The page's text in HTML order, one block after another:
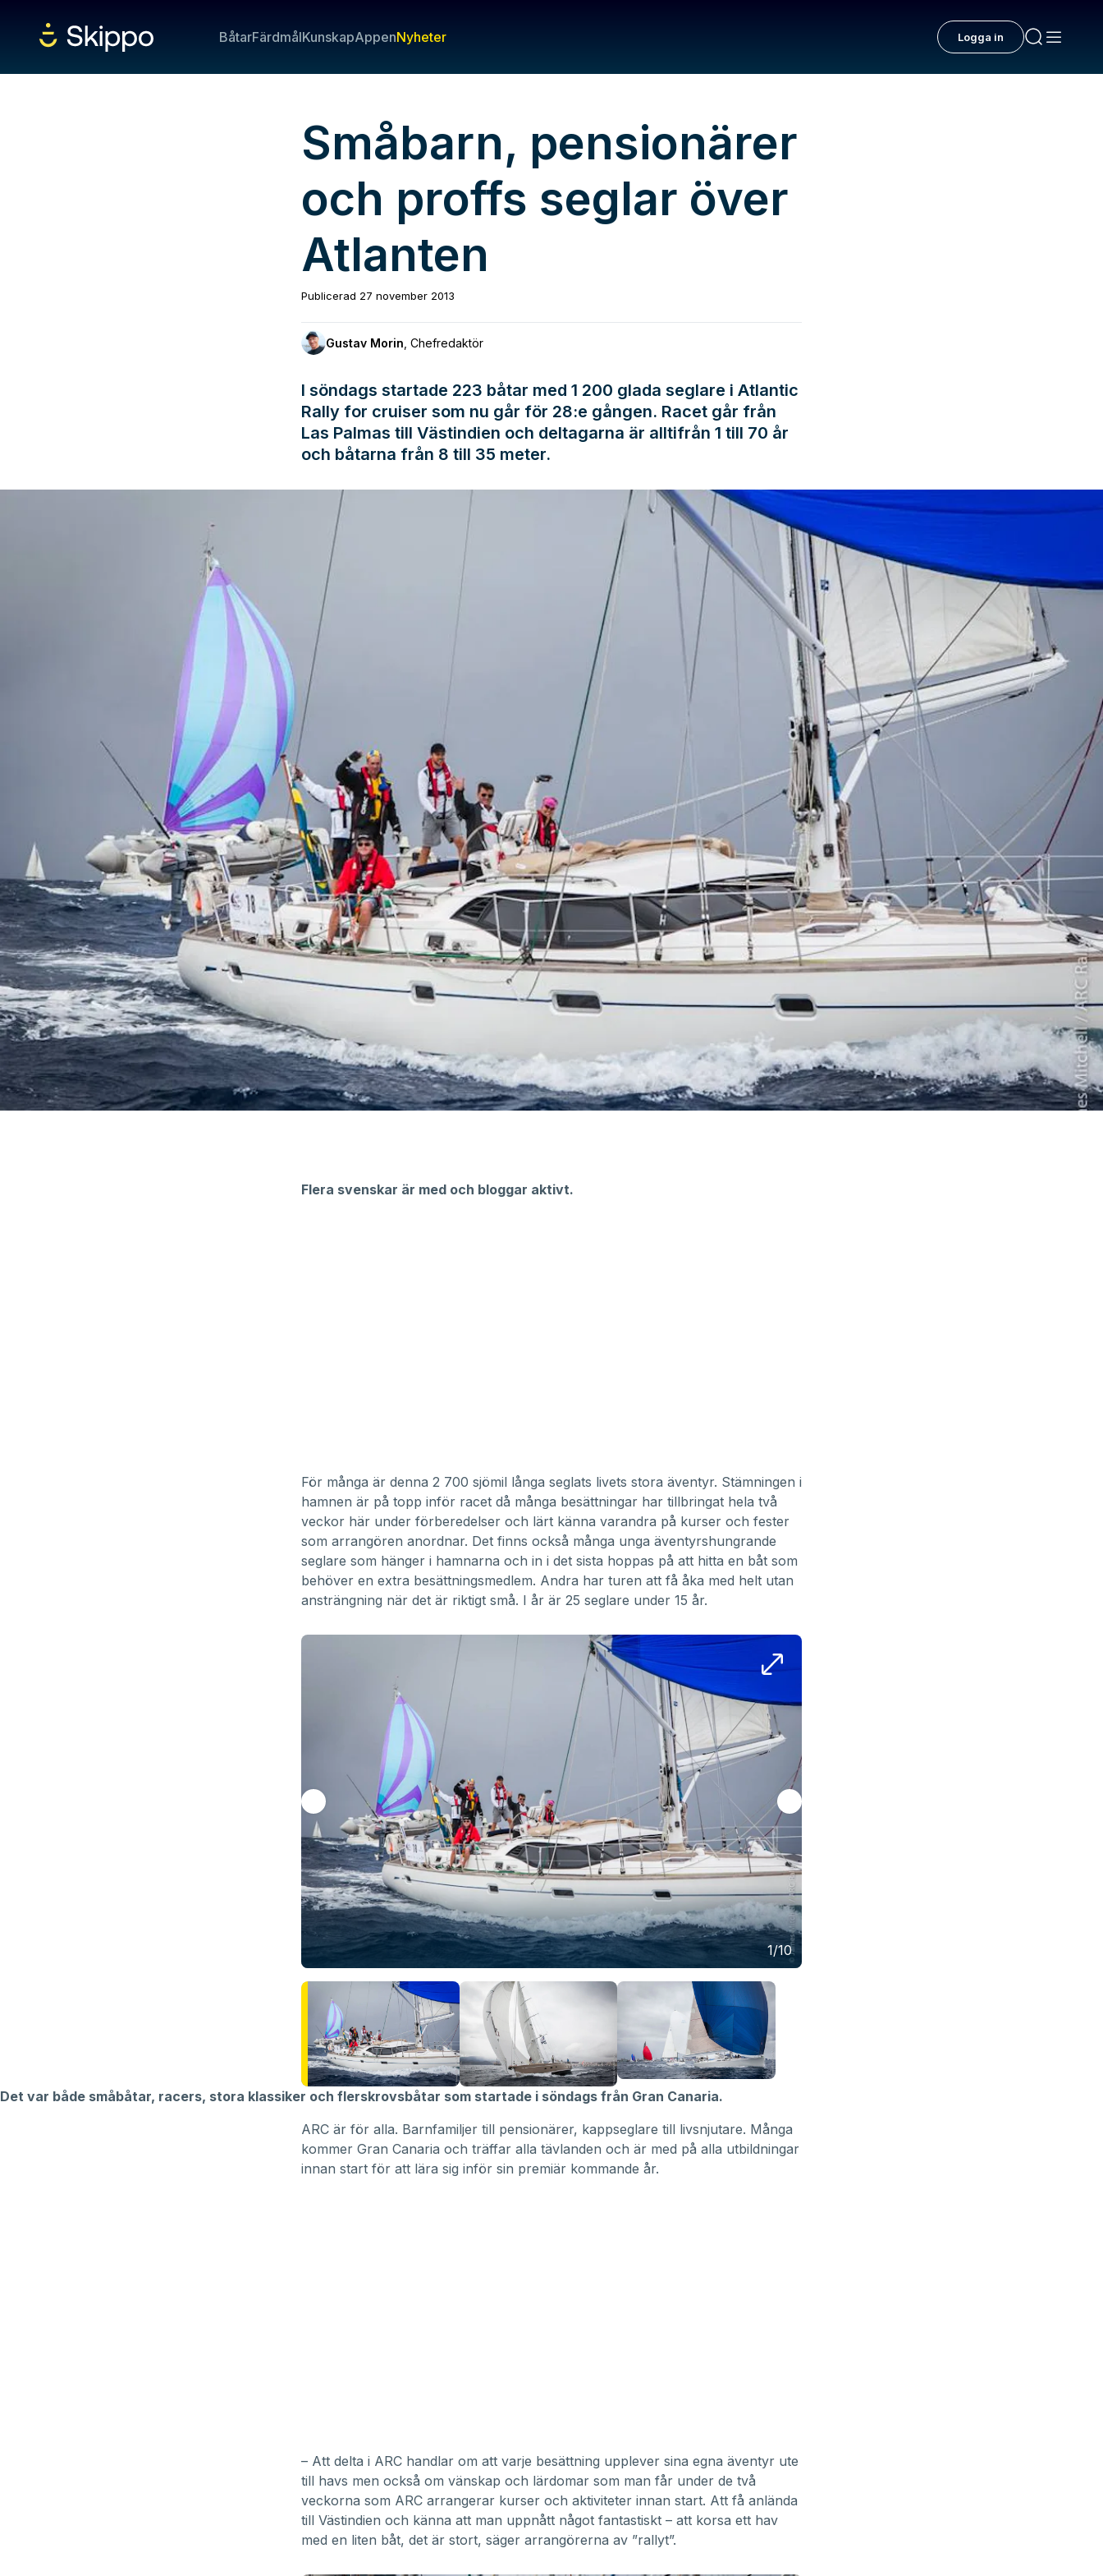
BåtarFärdmålKunskapAppenNyheter Logga in
Småbarn, pensionärer
och proffs seglar över
Atlanten
Publicerad 27 november 2013
Gustav Morin Chefredaktör
I söndags startade 223 båtar med 1 200 glada seglare i Atlantic
Rally for cruiser som nu går för 28:e gången. Racet går från
Las Palmas till Västindien och deltagarna är alltifrån 1 till 70 år
och båtarna från 8 till 35 meter.
Flera svenskar är med och bloggar aktivt.
För många är denna 2 700 sjömil långa seglats livets stora äventyr. Stämningen i
hamnen är på topp inför racet då många besättningar har tillbringat hela två
veckor här under förberedelser och lärt känna varandra på kurser och fester
som arrangören anordnar. Det finns också många unga äventyrshungrande
seglare som hänger i hamnarna och in i det sista hoppas på att hitta en båt som
behöver en extra besättningsmedlem. Andra har turen att få åka med helt utan
ansträngning när det är riktigt små. I år är 25 seglare under 15 år.
1/10
Det var både småbåtar, racers, stora klassiker och flerskrovsbåtar som startade i söndags från Gran Canaria.
ARC är för alla. Barnfamiljer till pensionärer, kappseglare till livsnjutare. Många
kommer Gran Canaria och träffar alla tävlanden och är med på alla utbildningar
innan start för att lära sig inför sin premiär kommande år.
– Att delta i ARC handlar om att varje besättning upplever sina egna äventyr ute
till havs men också om vänskap och lärdomar som man får under de två
veckorna som ARC arrangerar kurser och aktiviteter innan start. Att få anlända
till Västindien och känna att man uppnått något fantastiskt – att korsa ett hav
med en liten båt, det är stort, säger arrangörerna av ”rallyt”.